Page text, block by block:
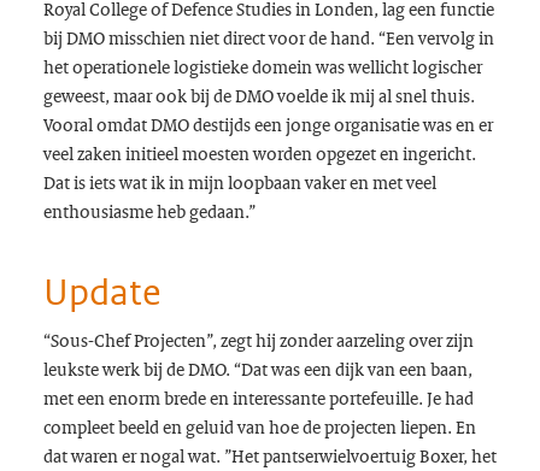
Royal College of Defence Studies in Londen, lag een functie
bij DMO misschien niet direct voor de hand. “Een vervolg in
het operationele logistieke domein was wellicht logischer
geweest, maar ook bij de DMO voelde ik mij al snel thuis.
Vooral omdat DMO destijds een jonge organisatie was en er
veel zaken initieel moesten worden opgezet en ingericht.
Dat is iets wat ik in mijn loopbaan vaker en met veel
enthousiasme heb gedaan.”
Update
“Sous-Chef Projecten”, zegt hij zonder aarzeling over zijn
leukste werk bij de DMO. “Dat was een dijk van een baan,
met een enorm brede en interessante portefeuille. Je had
compleet beeld en geluid van hoe de projecten liepen. En
dat waren er nogal wat. ”Het pantserwielvoertuig Boxer, het